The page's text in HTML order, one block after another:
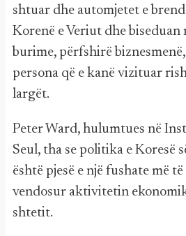
shtuar dhe automjetet e
Korenë e Veriut dhe biseduan
burime, përfshirë
persona që e kanë vizituar
largët.
Peter Ward, hulumtues në
Seul, tha se politika e Koresë
është pjesë e një fushate më
vendosur aktivitetin
shtetit.